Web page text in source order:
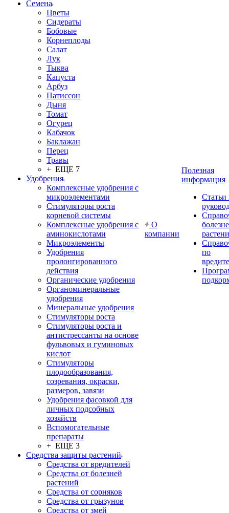
Семена
Цветы
Сидераты
Бобовые
Корнеплоды
Салат
Лук
Тыква
Капуста
Арбуз
Патиссон
Дыня
Томат
Огурец
Кабачок
Баклажан
Перец
Травы
+ ЕЩЕ 7
Удобрения
Комплексные удобрения с
микроэлементами
Стимуляторы роста
корневой системы
Комплексные удобрения с
аминокислотами
Микроэлементы
Удобрения
пролонгированного
действия
Органические удобрения
Органоминеральные
удобрения
Минеральные удобрения
Стимуляторы роста
Стимуляторы роста и
антистрессанты на основе
фульвовых и гуминовых
кислот
Стимуляторы
плодообразования,
созревания, окраски,
размеров, завязи
Удобрения фасовкой для
личных подсобных
хозяйств
Вспомогательные
препараты
+ ЕЩЕ 3
Средства защиты растений
Средства от вредителей
Средства от болезней
растений
Средства от сорняков
Средства от грызунов
Средства от змей
О
компании
Полезная
информация
Статьи
по